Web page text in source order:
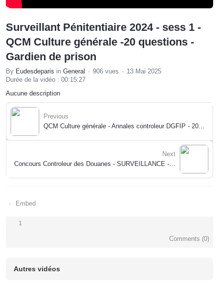
Surveillant Pénitentiaire 2024 - sess 1 -
QCM Culture générale -20 questions -
Gardien de prison
By Eudesdeparis in General 906 vues
13 Mai 2025
Durée de la vidéo : 00:15:27
Aucune description
Previous
QCM Culture générale - Annales controleur DGFIP - 2024/25 - concours fonctionnaire
Next
Concours Controleur des Douanes - SURVEILLANCE - Annales 2024 - QCM Culture générale - Quiz
Embed
1
Comments (0)
Autres vidéos